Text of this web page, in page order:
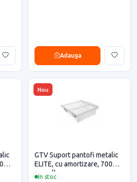
Adauga
Nou
In stoc
GTV Suport pantofi metalic
ELITE, cu amortizare, 700
mm, alb